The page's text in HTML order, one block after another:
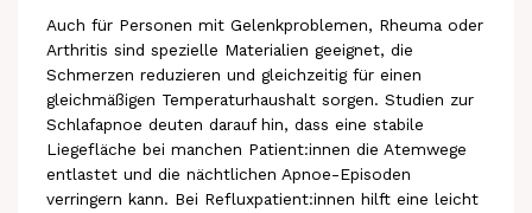
Auch für Personen mit Gelenkproblemen, Rheuma oder
Arthritis sind spezielle Materialien geeignet, die
Schmerzen reduzieren und gleichzeitig für einen
gleichmäßigen Temperaturhaushalt sorgen. Studien zur
Schlafapnoe deuten darauf hin, dass eine stabile
Liegefläche bei manchen Patient:innen die Atemwege
entlastet und die nächtlichen Apnoe-Episoden
verringern kann. Bei Refluxpatient:innen hilft eine leicht